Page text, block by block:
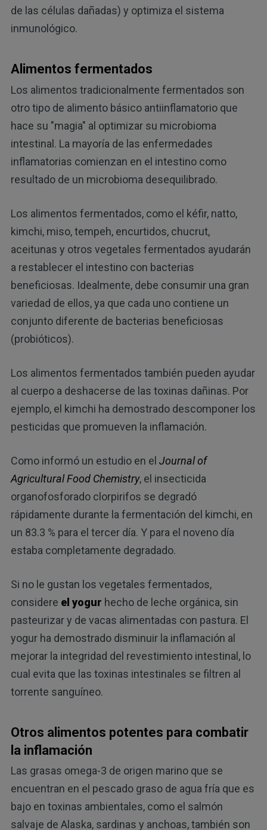
de las células dañadas) y optimiza el sistema
inmunológico.
Alimentos fermentados
Los alimentos tradicionalmente fermentados son
otro tipo de alimento básico antiinflamatorio que
hace su "magia" al optimizar su microbioma
intestinal. La mayoría de las enfermedades
inflamatorias comienzan en el intestino como
resultado de un microbioma desequilibrado.
Los alimentos fermentados, como el kéfir, natto,
kimchi, miso, tempeh, encurtidos, chucrut,
aceitunas y otros vegetales fermentados ayudarán
a restablecer el intestino con bacterias
beneficiosas. Idealmente, debe consumir una gran
variedad de ellos, ya que cada uno contiene un
conjunto diferente de bacterias beneficiosas
(probióticos).
Los alimentos fermentados también pueden ayudar
al cuerpo a deshacerse de las toxinas dañinas. Por
ejemplo, el kimchi ha demostrado descomponer los
pesticidas que promueven la inflamación.
Como informó un estudio en el Journal of
Agricultural Food Chemistry, el insecticida
organofosforado clorpirifos se degradó
rápidamente durante la fermentación del kimchi, en
un 83.3 % para el tercer día. Y para el noveno día
estaba completamente degradado.
Si no le gustan los vegetales fermentados,
considere el yogur hecho de leche orgánica, sin
pasteurizar y de vacas alimentadas con pastura. El
yogur ha demostrado disminuir la inflamación al
mejorar la integridad del revestimiento intestinal, lo
cual evita que las toxinas intestinales se filtren al
torrente sanguíneo.
Otros alimentos potentes para combatir
la inflamación
Las grasas omega-3 de origen marino que se
encuentran en el pescado graso de agua fría que es
bajo en toxinas ambientales, como el salmón
salvaje de Alaska, sardinas y anchoas, también son